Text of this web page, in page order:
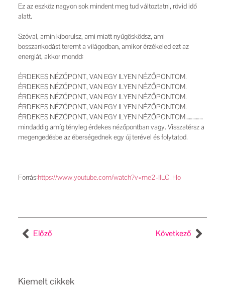
Ez az eszköz nagyon sok mindent meg tud változtatni, rövid idő
alatt.
Szóval, amin kiborulsz, ami miatt nyűgösködsz, ami
bosszankodást teremt a világodban, amikor érzékeled ezt az
energiát, akkor mondd:
ÉRDEKES NÉZŐPONT, VAN EGY ILYEN NÉZŐPONTOM.
ÉRDEKES NÉZŐPONT, VAN EGY ILYEN NÉZŐPONTOM.
ÉRDEKES NÉZŐPONT, VAN EGY ILYEN NÉZŐPONTOM.
ÉRDEKES NÉZŐPONT, VAN EGY ILYEN NÉZŐPONTOM.
ÉRDEKES NÉZŐPONT, VAN EGY ILYEN NÉZŐPONTOM……………
mindaddig amíg tényleg érdekes nézőpontban vagy. Visszatérsz a
megengedésbe az éberségednek egy új terével és folytatod.
Forrás:https://www.youtube.com/watch?v=me2-IlLC_Ho
Előző Következő
Kiemelt cikkek